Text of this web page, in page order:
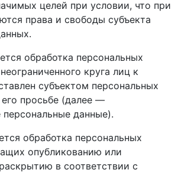
целей при условии, что при
права и свободы субъекта
обработка персональных
круга лиц к
субъектом персональных
просьбе (далее —
данные).
обработка персональных
опубликованию или
в соответствии с